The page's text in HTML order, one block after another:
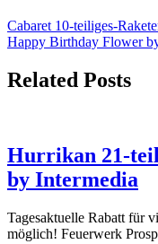
Cabaret 10-teiliges-
Happy Birthday Flower
Related Posts
Hurrikan 21-
by Intermedia
Tagesaktuelle Rabatt für
möglich! Feuerwerk